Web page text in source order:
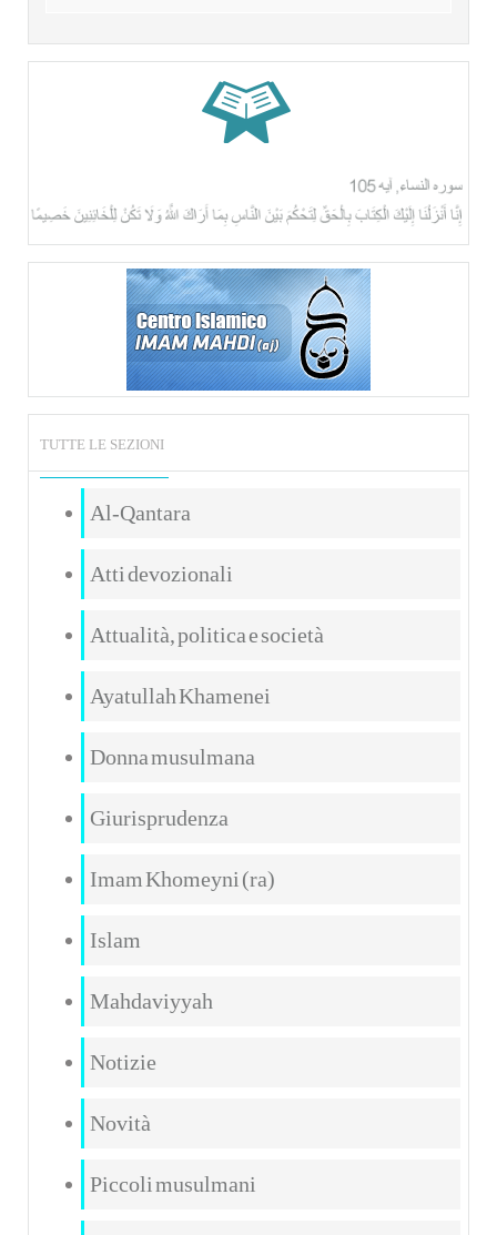
TUTTE LE SEZIONI
Al-Qantara
Atti devozionali
Attualità, politica e società
Ayatullah Khamenei
Donna musulmana
Giurisprudenza
Imam Khomeyni (ra)
Islam
Mahdaviyyah
Notizie
Novità
Piccoli musulmani